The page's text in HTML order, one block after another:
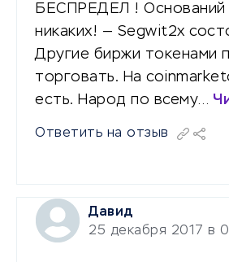
БЕСПРЕДЕЛ ! Оснований
никаких! — Segwit2x
Другие биржи токенами
торговать. На
есть. Народ по всему…
Ответить на отзыв
Давид
25 декабря 2017 в